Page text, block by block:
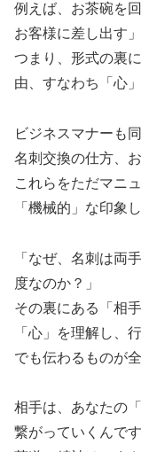
例えば、お茶碗を
お客様に差し出す
つまり、形式の裏
由、すなわち「心
ビジネスマナーも同
名刺交換の仕方、
これらをただマニ
「機械的」な印象
「なぜ、名刺は両
度なのか？」
その裏にある「相
「心」を理解し、
でも伝わるものが
相手は、あなたの
繋がっていくんです